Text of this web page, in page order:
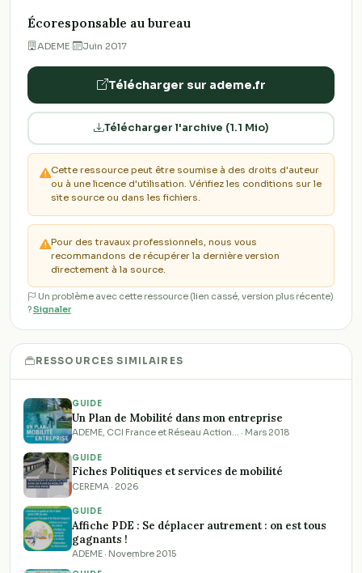
Écoresponsable au bureau
ADEME· Juin 2017
Télécharger sur ademe.fr
Télécharger l'archive (1.1 Mio)
Cette ressource peut être soumise à des droits d'auteur
ou à une licence d'utilisation. Vérifiez les conditions sur le
site source ou dans les fichiers.
Pour des travaux professionnels, nous vous
recommandons de récupérer la dernière version
directement à la source.
Un problème avec cette ressource (lien cassé, version plus récente)
?Signaler
RESSOURCES SIMILAIRES
GUIDE
Un Plan de Mobilité dans mon entreprise
ADEME, CCI France et Réseau Action… · Mars 2018
GUIDE
Fiches Politiques et services de mobilité
CEREMA · 2026
GUIDE
Affiche PDE : Se déplacer autrement : on est tous
gagnants !
ADEME · Novembre 2015